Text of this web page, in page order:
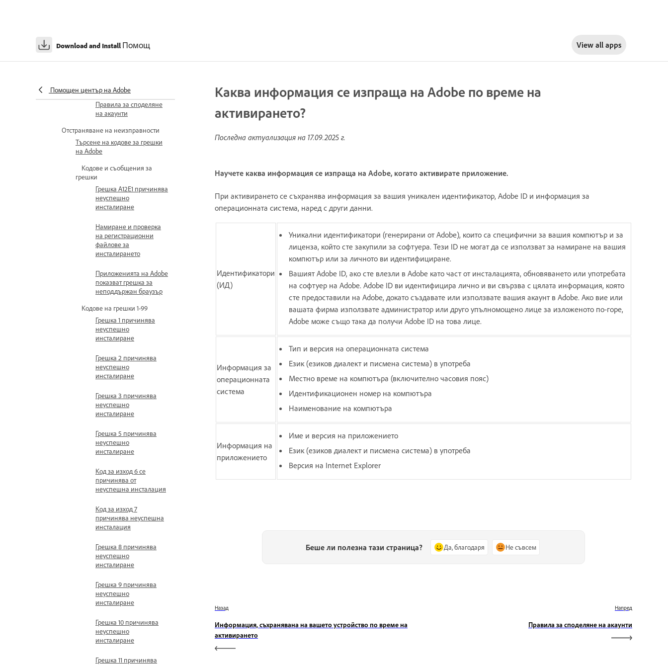
Download and Install Помощ View all apps
Помощен център на Adobe
Правила за споделяне
на акаунти
Отстраняване на неизправности
Търсене на кодове за грешки
на Adobe
Кодове и съобщения за
грешки
Грешка A12E1 причинява
неуспешно
инсталиране
Намиране и проверка
на регистрационни
файлове за
инсталирането
Приложенията на Adobe
показват грешка за
неподдържан браузър
Кодове на грешки 1-99
Грешка 1 причинява
неуспешно
инсталиране
Грешка 2 причинява
неуспешно
инсталиране
Грешка 3 причинява
неуспешно
инсталиране
Грешка 5 причинява
неуспешно
инсталиране
Код за изход 6 се
причинява от
неуспешна инсталация
Код за изход 7
причинява неуспешна
инсталация
Грешка 8 причинява
неуспешно
инсталиране
Грешка 9 причинява
неуспешно
инсталиране
Грешка 10 причинява
неуспешно
инсталиране
Грешка 11 причинява
Каква информация се изпраща на Adobe по време на
активирането?
Последна актуализация на 17.09.2025 г.
Научете каква информация се изпраща на Adobe, когато активирате приложение.
При активирането се съхранява информация за вашия уникален идентификатор, Adobe ID и информация за
операционната система, наред с други данни.
Идентификатори
(ИД)
Уникални идентификатори (генерирани от Adobe), които са специфични за вашия компютър и за
лиценза, който сте закупили за софтуера. Тези ID не могат да се използват за намиране на вашия
компютър или за личното ви идентифициране.
Вашият Adobe ID, ако сте влезли в Adobe като част от инсталацията, обновяването или употребата
на софтуер на Adobe. Adobe ID ви идентифицира лично и ви свързва с цялата информация, която
сте предоставили на Adobe, докато създавате или използвате вашия акаунт в Adobe. Ако вие или
вашата фирма използвате администратор или друго упълномощено лице за изложеното по-горе,
Adobe може също така да получи Adobe ID на това лице.
Информация за
операционната
система
Тип и версия на операционната система
Език (езиков диалект и писмена система) в употреба
Местно време на компютъра (включително часовия пояс)
Идентификационен номер на компютъра
Наименование на компютъра
Информация на
приложението
Име и версия на приложението
Език (езиков диалект и писмена система) в употреба
Версия на Internet Explorer
Беше ли полезна тази страница? Да, благодаря Не съвсем
Назад
Информация, съхранявана на вашето устройство по време на
активирането
Напред
Правила за споделяне на акаунти